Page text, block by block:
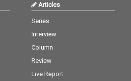
Articles
Series
Interview
Column
Review
Live Report